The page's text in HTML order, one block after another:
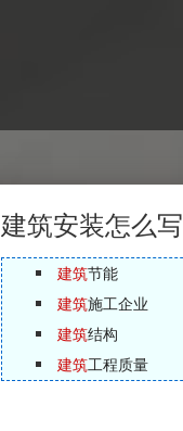
建筑安装怎么写
建筑节能
建筑施工企业
建筑结构
建筑工程质量